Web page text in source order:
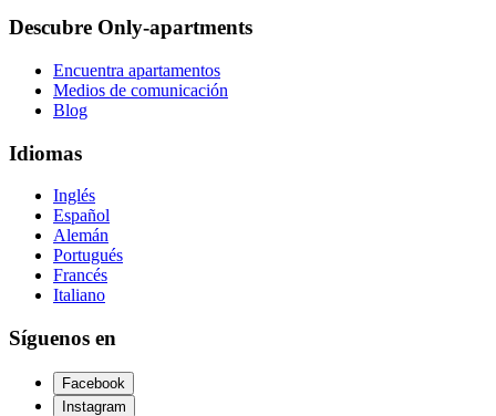
Descubre Only-apartments
Encuentra apartamentos
Medios de comunicación
Blog
Idiomas
Inglés
Español
Alemán
Portugués
Francés
Italiano
Síguenos en
Facebook
Instagram